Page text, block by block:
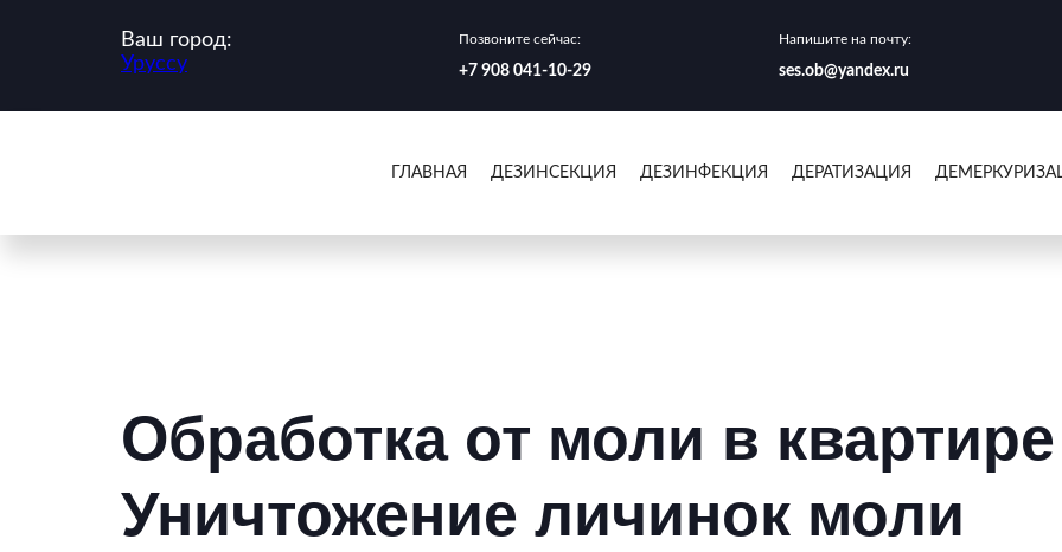
Ваш город:
Уруссу
Позвоните сейчас:
‪+7 908 041-10-29
Напишите на почту:
ses.ob@yandex.ru
ГЛАВНАЯ ДЕЗИНСЕКЦИЯ ДЕЗИНФЕКЦИЯ ДЕРАТИЗАЦИЯ
Обработка от моли в
Уничтожение личинок моли